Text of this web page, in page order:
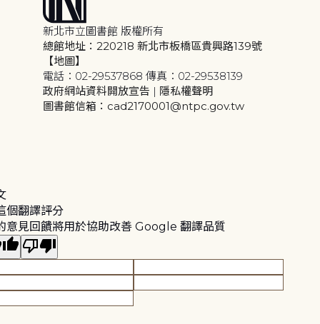
新北市立圖書館 版權所有
總館地址：220218 新北市板橋區貴興路139號
【地圖】
電話：02-29537868 傳真：02-29538139
政府網站資料開放宣告 | 隱私權聲明
圖書館信箱：cad2170001@ntpc.gov.tw
個翻譯評分
意見回饋將用於協助改善 Google 翻譯品質